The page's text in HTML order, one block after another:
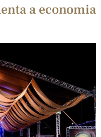
a economia